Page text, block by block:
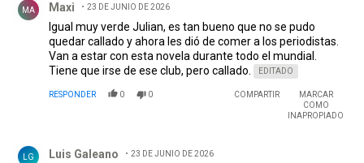
MA Maxi 23 DE JUNIO DE 2026
Igual muy verde Julian, es tan bueno que no se pudo
quedar callado y ahora les dió de comer a los periodistas.
Van a estar con esta novela durante todo el mundial.
Tiene que irse de ese club, pero callado.
EDITADO
RESPONDER 0 0 COMPARTIR
MARCAR
COMO
INAPROPIADO
LG Luis Galeano 23 DE JUNIO DE 2026